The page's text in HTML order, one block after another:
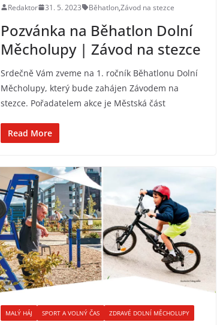
Redaktor 31. 5. 2023 Běhatlon,Závod na stezce
Pozvánka na Běhatlon Dolní
Měcholupy | Závod na stezce
Srdečně Vám zveme na 1. ročník Běhatlonu Dolní
Měcholupy, který bude zahájen Závodem na
stezce. Pořadatelem akce je Městská část
Read More
MALÝ HÁJ SPORT A VOLNÝ ČAS ZDRAVÉ DOLNÍ MĚCHOLUPY